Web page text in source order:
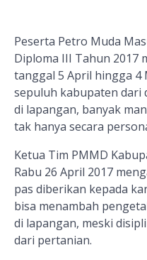
Peserta Petro Muda
Diploma III Tahun 2017
tanggal 5 April hingga 4
sepuluh kabupaten dari
di lapangan, banyak
tak hanya secara
Ketua Tim PMMD
Rabu 26 April 2017
pas diberikan kepada
bisa menambah
di lapangan, meski
dari pertanian.